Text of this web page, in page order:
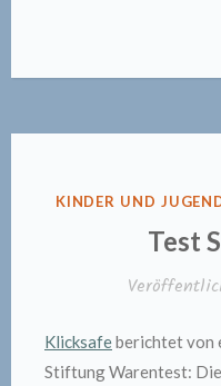
VERÖFFENTLICHT
KINDER UND
Test
Klicksafeberichtet von
Stiftung Warentest: